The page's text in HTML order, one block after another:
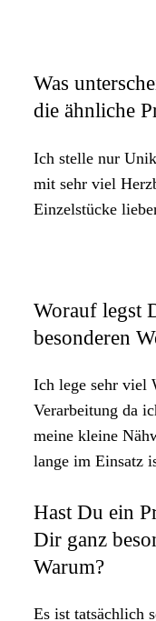
Was
die ähnliche
Ich stelle nur
mit sehr viel
Einzelstücke
Worauf legst
besonderen
Ich lege sehr viel
Verarbeitung da
meine kleine
lange im Einsatz
Hast Du ein
Dir ganz
Warum?
Es ist tatsächlich